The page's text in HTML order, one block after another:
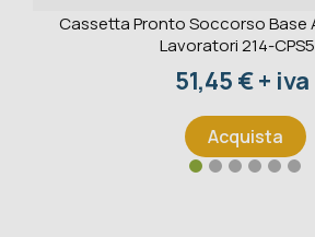
Cassetta Pronto Soccorso Base
Lavoratori 214-
Prezzo
51,45 € + iva
Acquista